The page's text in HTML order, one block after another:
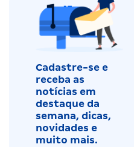
Cadastre-se e
receba as
notícias em
destaque da
semana, dicas,
novidades e
muito mais.